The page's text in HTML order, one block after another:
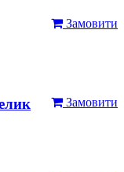
Замовити
Замовити